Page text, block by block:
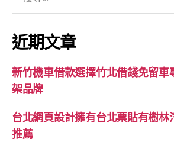
關
鍵
字:
近期文章
新竹機車借款選擇竹北借錢免留車
架品牌
台北網頁設計擁有台北票貼有樹
推薦